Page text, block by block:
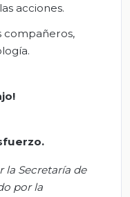
acciones.
compañeros,
la Secretaría de
por la